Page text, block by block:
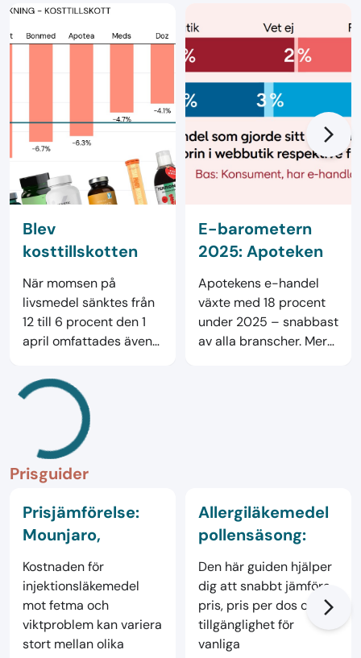
Blev
kosttillskotten
verkligen
billigare? Facit
efter
momssänkningen
När momsen på
livsmedel sänktes från
12 till 6 procent den 1
april omfattades även
priserna ha sjunkit med
5,4 procent. Aposmart
har analyserat priserna
på 2 400 kosttillskott
hos åtta
apoteksaktörer, och
kedjorna är stora: vissa
har sänkt mer än hela
andra knappt alls, och
en stor del av
sänkningarna består av
kampanjer som kan tas
tillbaka när som helst.
E-barometern
2025: Apoteken
leder svensk e-
handel
Apotekens e-handel
växte med 18 procent
under 2025 – snabbast
av alla branscher. Mer
2025.
arrow_forward_ios
Prisguider
Prisjämförelse:
Mounjaro,
Wegovy, Ozempic
och Saxenda –
pris, effekt och
tillgänglighet
Kostnaden för
injektionsläkemedel
mot fetma och
viktproblem kan variera
stort mellan olika
Allergiläkemedel
pollensäsong:
prisjämförelse
2025
Den här guiden hjälper
dig att snabbt jämföra
pris, pris per dos och
tillgänglighet för
vanliga
arrow_forward_ios